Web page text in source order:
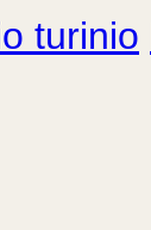
turinio